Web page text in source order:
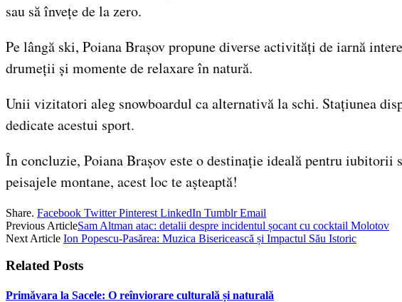
sau să învețe de la zero.
Pe lângă ski, Poiana Brașov propune diverse activități de iarnă
drumeții și momente de relaxare în natură.
Unii vizitatori aleg snowboardul ca alternativă la schi. Stațiunea
dedicate acestui sport.
În concluzie, Poiana Brașov este o destinație ideală pentru
peisajele montane, acest loc te așteaptă!
Share. Facebook Twitter Pinterest LinkedIn Tumblr Email
Previous ArticleSam Altman atac: detalii despre incidentul șocant cu cocktail Molotov
Next Article Ion Popescu-Pasărea: Muzica Bisericească și Impactul Său Istoric
Related Posts
Primăvara la Sacele: O reînviorare culturală și naturală